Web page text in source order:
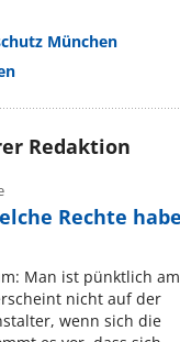
München
Redaktion
Rechte
Man ist pünktlich am
nicht auf der
wenn sich die